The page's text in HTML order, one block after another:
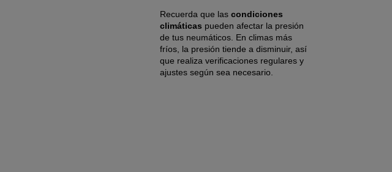
Recuerda que las condiciones
climáticas pueden afectar la presión
de tus neumáticos. En climas más
fríos, la presión tiende a disminuir, así
que realiza verificaciones regulares y
ajustes según sea necesario.